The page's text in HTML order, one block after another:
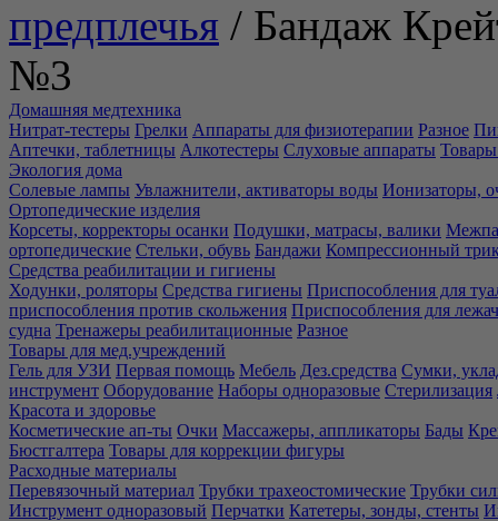
предплечья / Бандаж
№3
Домашняя медтехника
Нитрат-тестеры Грелки Аппараты для физиотерапии Разное
Аптечки, таблетницы Алкотестеры Слуховые аппараты Товары
Экология дома
Солевые лампы Увлажнители, активаторы воды Ионизаторы,
Ортопедические изделия
Корсеты, корректоры осанки Подушки, матрасы, валики
ортопедические Стельки, обувь Бандажи Компрессионный
Средства реабилитации и гигиены
Ходунки, роляторы Средства гигиены Приспособления для
приспособления против скольжения Приспособления для
судна Тренажеры реабилитационные Разное
Товары для мед.учреждений
Гель для УЗИ Первая помощь Мебель Дез.средства Сумки,
инструмент Оборудование Наборы одноразовые Стерилизация
Красота и здоровье
Косметические ап-ты Очки Массажеры, аппликаторы Бады
Бюстгалтера Товары для коррекции фигуры
Расходные материалы
Перевязочный материал Трубки трахеостомические Трубки
Инструмент одноразовый Перчатки Катетеры, зонды, стенты